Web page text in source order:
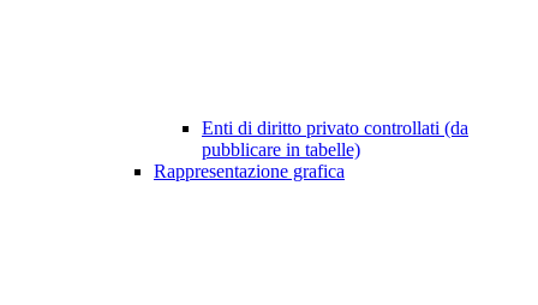
Enti di diritto privato controllati (da
pubblicare in tabelle)
Rappresentazione grafica